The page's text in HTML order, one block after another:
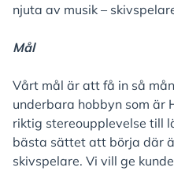
njuta av musik –
Mål
Vårt mål är att få in så
underbara hobbyn som är
riktig stereoupplevelse till
bästa sättet att börja där
skivspelare. Vi vill ge